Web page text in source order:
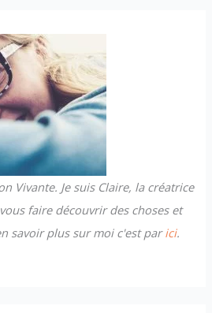
Vivante. Je suis Claire, la créatrice
faire découvrir des choses et
savoir plus sur moi c'est parici.